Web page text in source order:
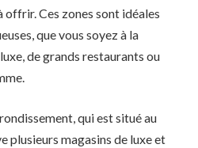
offrir. Ces zones sont idéales
que vous soyez à la
de grands restaurants ou
qui est situé au
plusieurs magasins de luxe et